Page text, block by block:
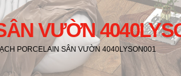
VƯỜN
PORCELAIN SÂN VƯỜN 4040LYSON001